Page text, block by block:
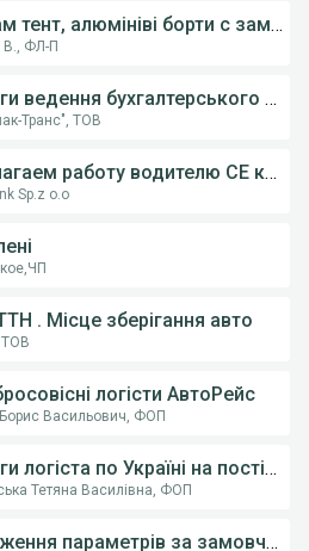
Продам тент, алюмініві борти с замками, на напівпричіпи KOGEL, Krona.
В., ФЛ-П
Послуги ведення бухгалтерського обліку ФОП,ТОВ
Транс", ТОВ
Предлагаем работу водителю СE категории на грузовом автовозе
Sp.z o.o
. Місце зберігання авто
ТОВ
логісти АвтоРейс
Васильович, ФОП
Послуги логіста по Україні на постійній основі .
Тетяна Василівна, ФОП
Збереження параметрів за замовчуванням (тип транспорту) у пошуку вантажів